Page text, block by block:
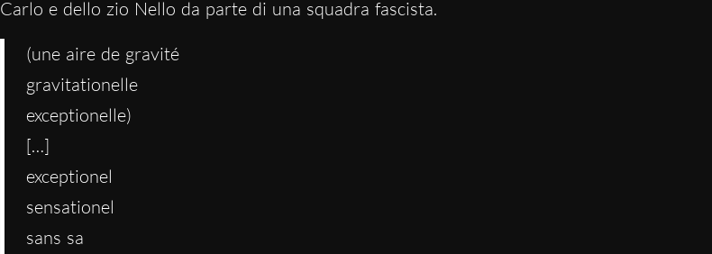
Carlo e dello zio Nello da parte di una squadra fascista.
(une aire de gravité
gravitationelle
exceptionelle)
[…]
exceptionel
sensationel
sans sa